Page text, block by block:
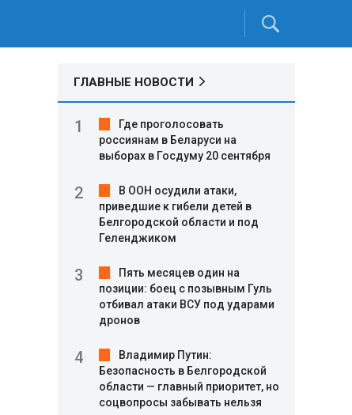
ГЛАВНЫЕ НОВОСТИ
Где проголосовать
россиянам в Беларуси на
выборах в Госдуму 20 сентября
В ООН осудили атаки,
приведшие к гибели детей в
Белгородской области и под
Геленджиком
Пять месяцев один на
позиции: боец с позывным Гуль
отбивал атаки ВСУ под ударами
дронов
Владимир Путин:
Безопасность в Белгородской
области — главный приоритет, но
соцвопросы забывать нельзя